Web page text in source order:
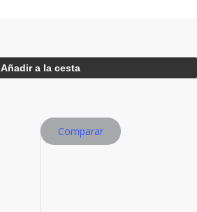
Añadir a la cesta
Comparar